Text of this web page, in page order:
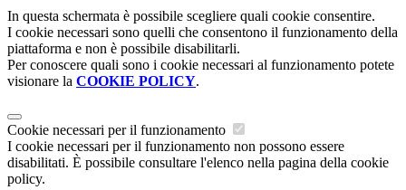
In questa schermata è possibile scegliere quali cookie consentire.
I cookie necessari sono quelli che consentono il funzionamento della
piattaforma e non è possibile disabilitarli.
Per conoscere quali sono i cookie necessari al funzionamento potete
visionare la COOKIE POLICY.
Cookie necessari per il funzionamento
I cookie necessari per il funzionamento non possono essere
disabilitati. È possibile consultare l'elenco nella pagina della cookie
policy.